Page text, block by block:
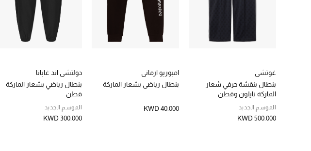
غوتشي
بنطال بنقشة حرفي شعار
الماركة نايلون وقطن
الموسم الجديد
KWD 500.000
امبوريو ارماني
بنطال رياضي بشعار الماركة
KWD 40.000
دولتشي اند غابانا
بنطال رياضي بشعار الماركة
قطن
الموسم الجديد
KWD 300.000